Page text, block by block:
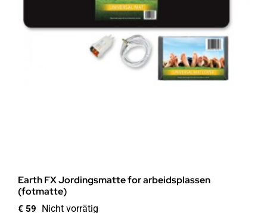
Earth FX Jordingsmatte for arbeidsplassen
(fotmatte)
€ 59 Nicht vorrätig